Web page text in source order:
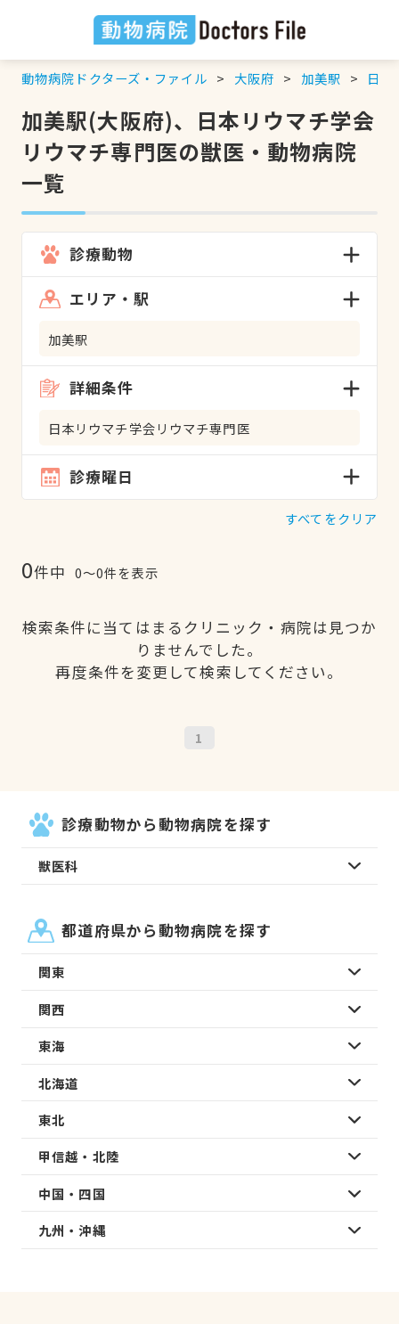
動物病院ドクターズ・ファイル 大阪府 加美駅 日本
加美駅(大阪府)、日本リウマチ学会
リウマチ専門医の獣医・動物病院
一覧
診療動物
エリア・駅
加美駅
詳細条件
日本リウマチ学会リウマチ専門医
診療曜日
すべてをクリア
0件中 0〜0件を表示
検索条件に当てはまるクリニック・病院は見つか
りませんでした。
再度条件を変更して検索してください。
1
診療動物から動物病院を探す
獣医科
都道府県から動物病院を探す
関東
関西
東海
北海道
東北
甲信越・北陸
中国・四国
九州・沖縄